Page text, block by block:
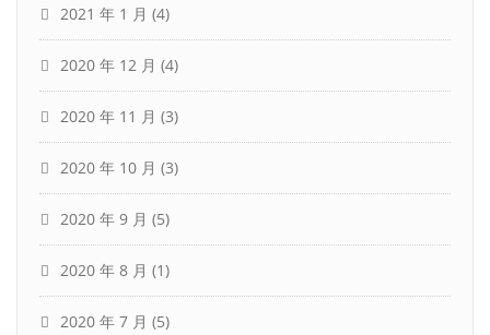
2021 年 1 月 (4)
2020 年 12 月 (4)
2020 年 11 月 (3)
2020 年 10 月 (3)
2020 年 9 月 (5)
2020 年 8 月 (1)
2020 年 7 月 (5)